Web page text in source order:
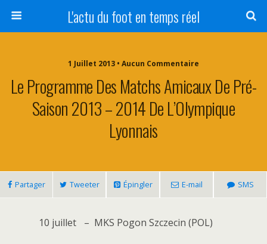
L'actu du foot en temps réel
1 Juillet 2013 • Aucun Commentaire
Le Programme Des Matchs Amicaux De Pré-
Saison 2013 – 2014 De L’Olympique
Lyonnais
Partager Tweeter Épingler E-mail SMS
10 juillet – MKS Pogon Szczecin (POL)